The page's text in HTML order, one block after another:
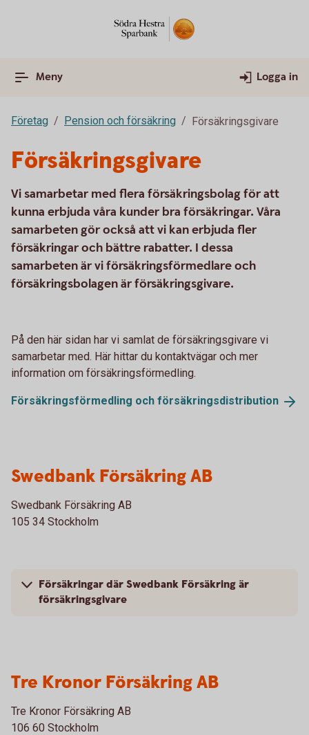
Meny Logga in
Företag Pension och försäkring Försäkringsgivare
Försäkringsgivare
Vi samarbetar med flera försäkringsbolag för att
kunna erbjuda våra kunder bra försäkringar. Våra
samarbeten gör också att vi kan erbjuda fler
försäkringar och bättre rabatter. I dessa
samarbeten är vi försäkringsförmedlare och
försäkringsbolagen är försäkringsgivare.
På den här sidan har vi samlat de försäkringsgivare vi
samarbetar med. Här hittar du kontaktvägar och mer
information om försäkringsförmedling.
Försäkringsförmedling och försäkringsdistribution
Swedbank Försäkring AB
Swedbank Försäkring AB
105 34 Stockholm
Försäkringar där Swedbank Försäkring är
försäkringsgivare
Tre Kronor Försäkring AB
Tre Kronor Försäkring AB
106 60 Stockholm